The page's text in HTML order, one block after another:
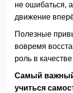
не ошибаться,
движение
Полезные
вовремя
роль в
Самый
учиться